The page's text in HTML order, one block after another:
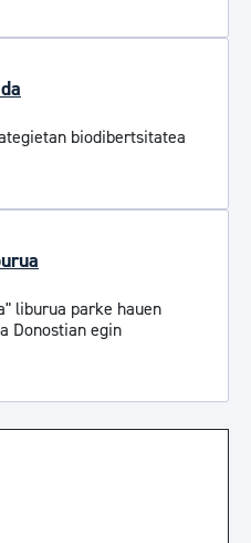
biodibertsitatea
liburua parke hauen
Donostian egin